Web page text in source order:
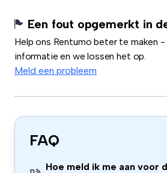
Een fout opgemerkt in
Help ons Rentumo beter te maken
informatie en we lossen het op.
Meld een probleem
FAQ
Hoe meld ik me aan voor